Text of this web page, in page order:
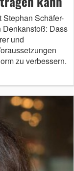
Stephan Schäfer-
Denkanstoß: Dass
und
zu verbessern.